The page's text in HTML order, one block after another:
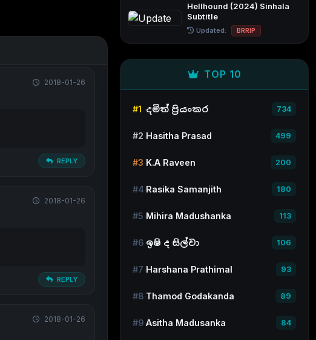
2018-01-26
REPLY
2018-01-26
REPLY
2018-01-26
Hellhound (2024) Sinhala
Subtitle
Updated: BRRIP
TOP 10
#1 දමිත් ප්‍රියංකර 734
#2 Hasitha Prasad 499
#3 K.A Raveen 200
#4 Rasika Samanjith 180
#5 Mihira Madushanka 113
#6 ඉෂි ද සිල්වා 106
#7 Harshana Prathimal 93
#8 Thamod Godakanda 89
#9 Asitha Madusanka 84